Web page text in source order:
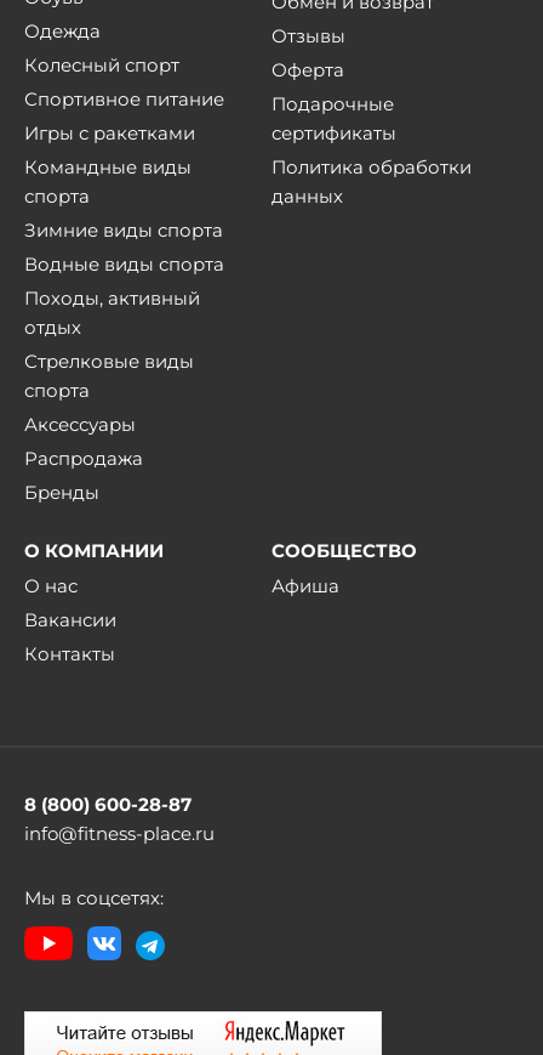
Одежда
Колесный спорт
Спортивное питание
Игры с ракетками
Командные виды
спорта
Зимние виды спорта
Водные виды спорта
Походы, активный
отдых
Стрелковые виды
спорта
Аксессуары
Распродажа
Бренды
Отзывы
Оферта
Подарочные
сертификаты
Политика обработки
данных
О КОМПАНИИ
О нас
Вакансии
Контакты
СООБЩЕСТВО
Афиша
8 (800) 600-28-87
info@fitness-place.ru
Мы в соцсетях: